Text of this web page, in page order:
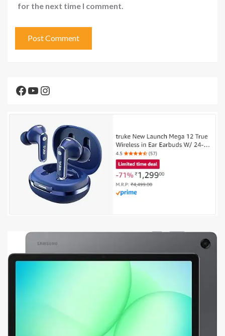
for the next time I comment.
Facebook
YouTube
Instagram